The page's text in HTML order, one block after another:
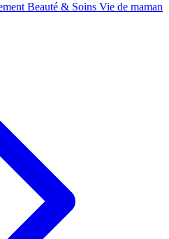
Beauté & Soins Vie de maman